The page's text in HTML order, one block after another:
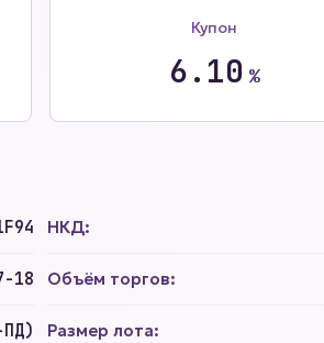
Купон
6.10 %
18
НКД:
Объём торгов:
Размер лота: